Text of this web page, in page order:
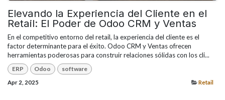
Elevando la Experiencia del Cliente en el
Retail: El Poder de Odoo CRM y Ventas
En el competitivo entorno del retail, la experiencia del cliente es el
factor determinante para el éxito. Odoo CRM y Ventas ofrecen
herramientas poderosas para construir relaciones sólidas con los cli...
ERP Odoo software
Apr 2, 2025 Retail